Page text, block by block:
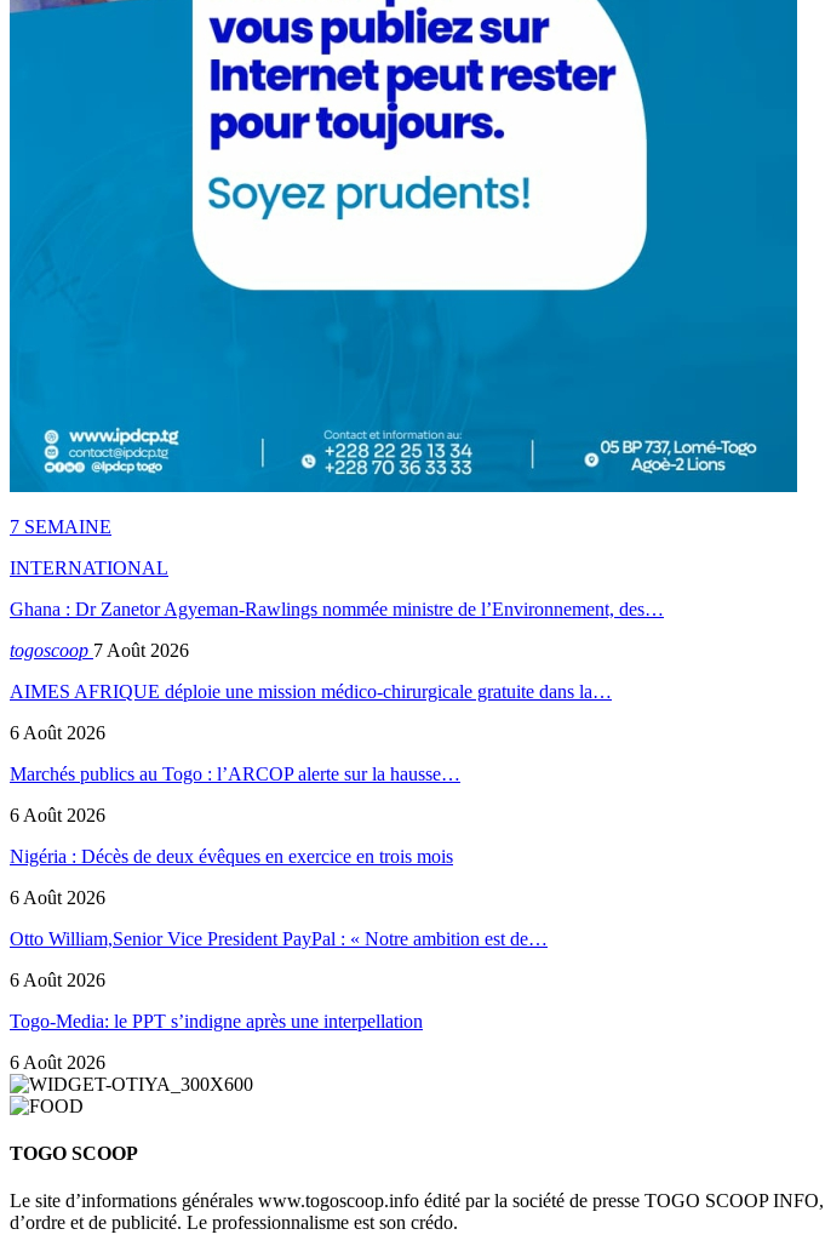
7 SEMAINE
INTERNATIONAL
Ghana : Dr Zanetor Agyeman-Rawlings nommée ministre de l’Environnement, des…
togoscoop 7 Août 2026
AIMES AFRIQUE déploie une mission médico-chirurgicale gratuite dans la…
6 Août 2026
Marchés publics au Togo : l’ARCOP alerte sur la hausse…
6 Août 2026
Nigéria : Décès de deux évêques en exercice en trois mois
6 Août 2026
Otto William,Senior Vice President PayPal : « Notre ambition est de…
6 Août 2026
Togo-Media: le PPT s’indigne après une interpellation
6 Août 2026
TOGO SCOOP
Le site d’informations générales www.togoscoop.info édité par la société de presse TOGO SCOOP
d’ordre et de publicité. Le professionnalisme est son crédo.